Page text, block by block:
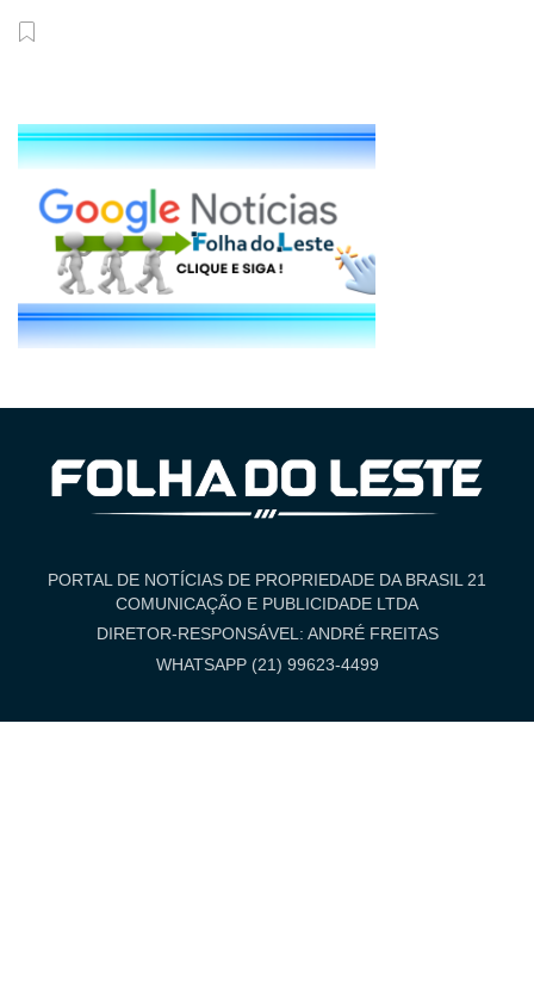
PORTAL DE NOTÍCIAS DE PROPRIEDADE DA BRASIL 21
COMUNICAÇÃO E PUBLICIDADE LTDA
DIRETOR-RESPONSÁVEL: ANDRÉ FREITAS
WHATSAPP (21) 99623-4499